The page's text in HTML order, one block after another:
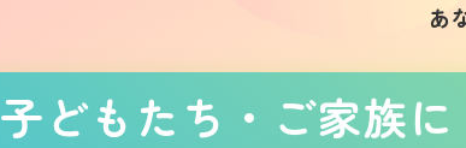
あ
子どもたち・ご家族